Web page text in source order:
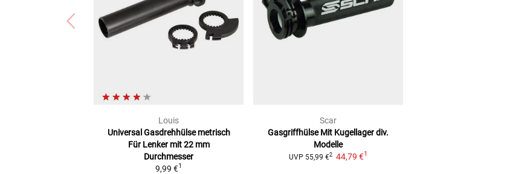
Louis
Universal Gasdrehhülse metrisch
Für Lenker mit 22 mm
Durchmesser
9,99 €1
Scar
Gasgriffhülse Mit Kugellagerdiv.
Modelle
UVP 55,99 €2 44,79 €1